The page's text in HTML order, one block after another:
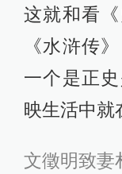
这就和看
《水浒传
一个是正
映生活中就
文徵明致妻